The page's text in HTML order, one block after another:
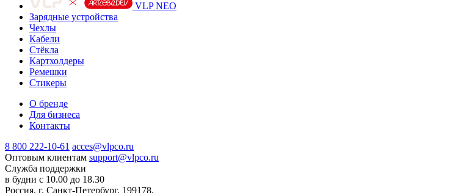
VLP NEO
Зарядные устройства
Чехлы
Кабели
Cтёкла
Картхолдеры
Ремешки
Стикеры
О бренде
Для бизнеса
Контакты
8 800 222-10-61 acces@vlpco.ru
Оптовым клиентам support@vlpco.ru
Служба поддержки
в будни с 10.00 до 18.30
Россия, г. Санкт-Петербург, 199178,